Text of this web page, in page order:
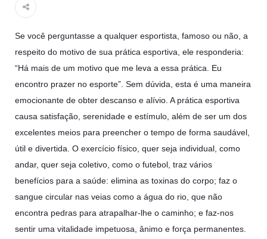
Islâmico no Brasil parabeniza a nação islâmica pela chegada
no ano novo muçulmano de 1435 Hejrita. Desejamos a
10 DE NOVEMBRO DE 2013
Falecimento do Imam Ali Ibn Al-Hussein
(A.S.)
data em que relembramos o martírio do quarto Imam dos
muçulmanos, o Imam Ali Ibn Al-Hussein Ibn Ali Ibn Abi Táleb
(A.S.), conhecido por “Zein Al-Ábidin” (Formosura
NOTÍCIAS
Na noite da quinta-feira, 03 de Abril, o Centro Islâmico no
Se você perguntasse a qualquer esportista, famoso ou não, a
respeito do motivo de sua prática esportiva, ele responderia:
“Há mais de um motivo que me leva a essa prática. Eu
encontro prazer no esporte”. Sem dúvida, esta é uma maneira
emocionante de obter descanso e alívio. A prática esportiva
causa satisfação, serenidade e estímulo, além de ser um dos
excelentes meios para preencher o tempo de forma saudável,
útil e divertida. O exercício físico, quer seja individual, como
andar, quer seja coletivo, como o futebol, traz vários
benefícios para a saúde: elimina as toxinas do corpo; faz o
sangue circular nas veias como a água do rio, que não
encontra pedras para atrapalhar-lhe o caminho; e faz-nos
sentir uma vitalidade impetuosa, ânimo e força permanentes.